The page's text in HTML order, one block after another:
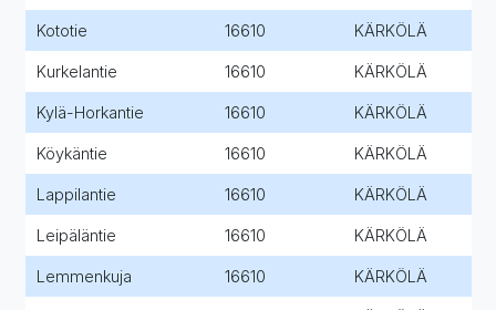
Kototie 16610 KÄRKÖLÄ
Kurkelantie 16610 KÄRKÖLÄ
Kylä-Horkantie 16610 KÄRKÖLÄ
Köykäntie 16610 KÄRKÖLÄ
Lappilantie 16610 KÄRKÖLÄ
Leipäläntie 16610 KÄRKÖLÄ
Lemmenkuja 16610 KÄRKÖLÄ